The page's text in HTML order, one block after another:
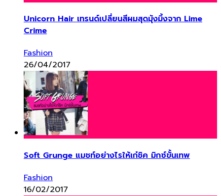
Unicorn Hair เทรนด์เปลี่ยนสีผมสุดมุ้งมิ้งจาก Lime
Crime
Fashion
26/04/2017
Soft Grunge แมชท์อย่างไรให้เก๋ชิค มิกซ์ขั้นเทพ
Fashion
16/02/2017